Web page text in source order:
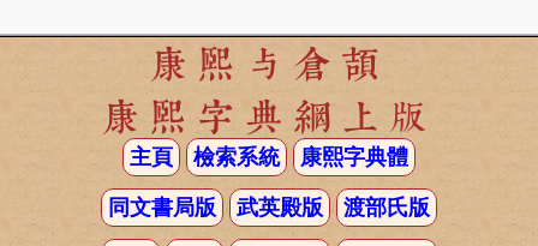
康熙与倉頡
康熙字典網上版
主頁 檢索系統 康熙字典體
同文書局版 武英殿版 渡部氏版